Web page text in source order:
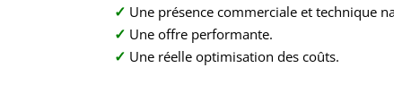
✓ Une présence commerciale et technique
✓ Une offre performante.
✓ Une réelle optimisation des coûts.